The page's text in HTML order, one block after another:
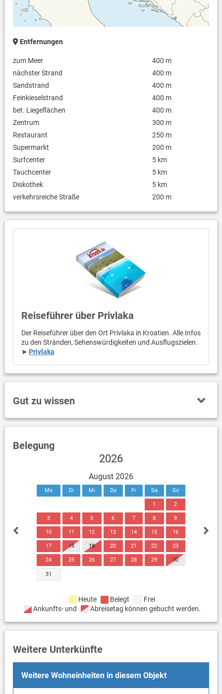
Entfernungen
zum Meer
400 m
nächster Strand
400 m
Sandstrand
400 m
Feinkieselstrand
400 m
bet. Liegeflächen
400 m
Zentrum
300 m
Restaurant
250 m
Supermarkt
200 m
Surfcenter
5 km
Tauchcenter
5 km
Diskothek
5 km
verkehrsreiche Straße
200 m
Reiseführer über Privlaka
Der Reiseführer über den Ort Privlaka in Kroatien. Alle Infos
zu den Stränden, Sehenswürdigkeiten und Ausflugszielen.
➤ Privlaka
Gut zu wissen
Belegung
2026
August 2026
Mo Di Mi Do Fr Sa So
1 2
3 4 5 6 7 8 9
10 11 12 13 14 15 16
17 18 19 20 21 22 23
24 25 26 27 28 29 30
31
Heute Belegt
Frei
Ankunfts- und
Abreisetag können gebucht werden.
Weitere Unterkünfte
Weitere Wohneinheiten in diesem Objekt